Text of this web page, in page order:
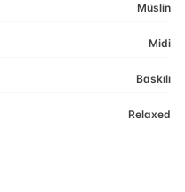
Müslin
Midi
Baskılı
Relaxed